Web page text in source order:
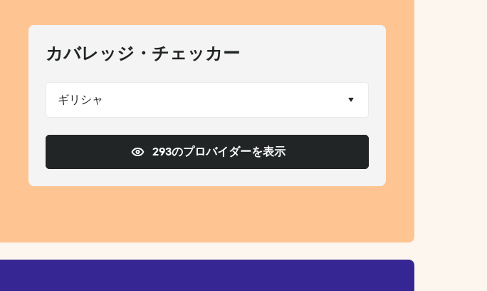
カバレッジ・チェッカー
ギリシャ
293のプロバイダーを表示